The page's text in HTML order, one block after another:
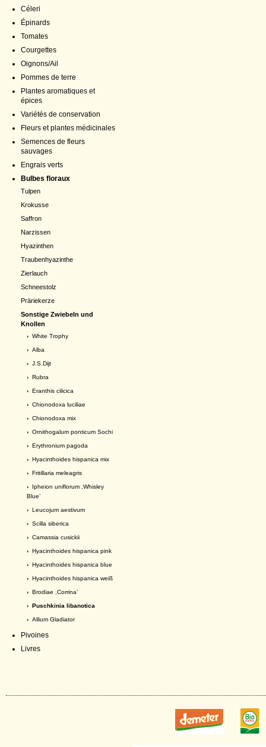
Céleri
Épinards
Tomates
Courgettes
Oignons/Ail
Pommes de terre
Plantes aromatiques et
épices
Variétés de conservation
Fleurs et plantes médicinales
Semences de fleurs
sauvages
Engrais verts
Bulbes floraux
Tulpen
Krokusse
Saffron
Narzissen
Hyazinthen
Traubenhyazinthe
Zierlauch
Schneestolz
Präriekerze
Sonstige Zwiebeln und
Knollen
› White Trophy
› Alba
› J.S.Dijt
› Rubra
› Eranthis cilicica
› Chionodoxa luciliae
› Chionodoxa mix
› Ornithogalum ponticum Sochi
› Erythronium pagoda
› Hyacinthoides hispanica mix
› Fritillaria meleagris
› Ipheion uniflorum ,Whisley
Blue’
› Leucojum aestivum
› Scilla siberica
› Camassia cusickii
› Hyacinthoides hispanica pink
› Hyacinthoides hispanica blue
› Hyacinthoides hispanica weiß
› Brodiae ,Corrina’
› Puschkinia libanotica
› Allium Gladiator
Pivoines
Livres